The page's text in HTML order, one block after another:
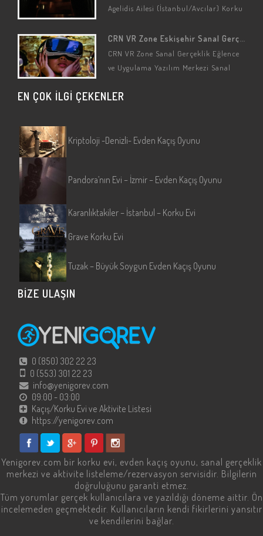
Oyun…
Agelidis Ailesi (İstanbul/Avcılar) Korku
Hikayesi/Detayları Bu korku evinin
konusu gerçek bir…
CRN VR Zone Eskişehir Sanal Gerçeklik Merkezi
CRN VR Zone Sanal Gerçeklik Eğlence
ve Uygulama Yazılım Merkezi Sanal
(Eskişehir/Tepebaşı) Sanal Gerçeklik…
EN ÇOK İLGİ ÇEKENLER
Kriptoloji -Denizli- Evden Kaçış Oyunu
Pandora’nın Evi – İzmir – Evden Kaçış Oyunu
Karanlıktakiler – İstanbul – Korku Evi
Grave Korku Evi
Tuzak – Büyük Soygun Evden Kaçış Oyunu
BİZE ULAŞIN
0 (850) 302 22 23
0 (553) 301 22 23
info@yenigorev.com
09:00 - 03:00
Kaçış/Korku Evi ve Aktivite Listesi
https://yenigorev.com
Yenigorev.com bir korku evi, evden kaçış oyunu, sanal gerçeklik
merkezi ve aktivite listeleme/rezervasyon servisidir. Bilgilerin
doğruluğunu garanti etmez.
Tüm yorumlar gerçek kullanıcılara ve yazıldığı döneme aittir. Ön
incelemeden geçmektedir. Kullanıcıların kendi fikirlerini yansıtır
ve kendilerini bağlar.